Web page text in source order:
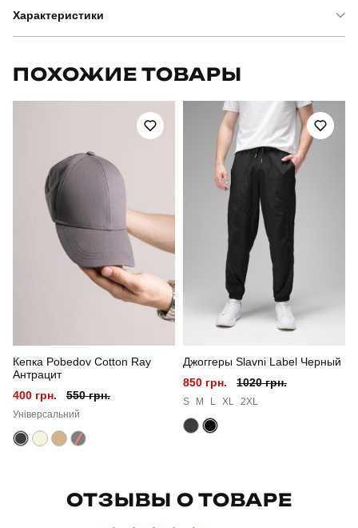
Характеристики
TSfu20974XLkh
Призначення для повсякденного носіння
повсякденний
95% бавовна, 5% еластан
ПОХОЖИЕ ТОВАРЫ
Кепка Pobedov Cotton Ray
Антрацит
400 грн.
550 грн.
Універсальний
Джоггеры Slavni Label Черный
850 грн.
1020 грн.
S M L XL 2XL
ОТЗЫВЫ О ТОВАРЕ